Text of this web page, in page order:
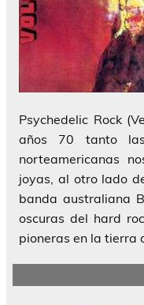
Psychedelic Rock
años 70 tanto
norteamericanas
joyas, al otro lado
banda australiana
oscuras del hard
pioneras en la tierra